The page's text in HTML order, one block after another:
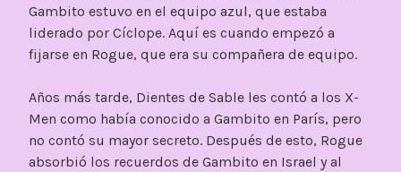
Gambito estuvo en el equipo azul, que estaba
liderado por Cíclope. Aquí es cuando empezó a
fijarse en Rogue, que era su compañera de equipo.
Años más tarde, Dientes de Sable les contó a los X-
Men como había conocido a Gambito en París, pero
no contó su mayor secreto. Después de esto, Rogue
absorbió los recuerdos de Gambito en Israel y al